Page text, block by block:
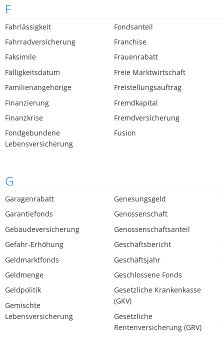
F
Fahrlässigkeit
Fahrradversicherung
Faksimile
Fälligkeitsdatum
Familienangehörige
Finanzierung
Finanzkrise
Fondgebundene
Lebensversicherung
Fondsanteil
Franchise
Frauenrabatt
Freie Marktwirtschaft
Freistellungsauftrag
Fremdkapital
Fremdversicherung
Fusion
G
Garagenrabatt
Garantiefonds
Gebäudeversicherung
Gefahr-Erhöhung
Geldmarktfonds
Geldmenge
Geldpolitik
Gemischte
Lebensversicherung
Genesungsgeld
Genossenschaft
Genossenschaftsanteil
Geschäftsbericht
Geschäftsjahr
Geschlossene Fonds
Gesetzliche Krankenkasse
(GKV)
Gesetzliche
Rentenversicherung (GRV)